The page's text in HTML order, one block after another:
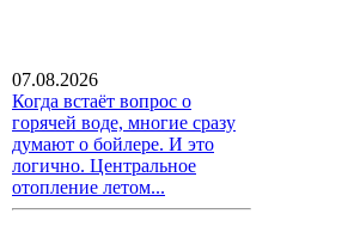
07.08.2026
Когда встаёт вопрос о
горячей воде, многие сразу
думают о бойлере. И это
логично. Центральное
отопление летом...